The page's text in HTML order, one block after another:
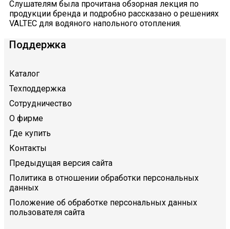
Слушателям была прочитана обзорная лекция по
продукции бренда и подробно рассказано о решениях
VALTEC для водяного напольного отопления.
Поддержка
Каталог
Техподдержка
Сотрудничество
О фирме
Где купить
Контакты
Предыдущая версия сайта
Политика в отношении обработки персональных
данных
Положение об обработке персональных данных
пользователя сайта